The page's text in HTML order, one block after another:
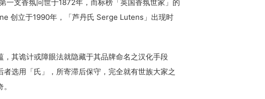
支香氛问世于1872年，而标榜「英国香氛世家」的
创立于1990年，「芦丹氏 Serge Lutens」出现时
，其诡计或障眼法就隐藏于其品牌命名之汉化手段
选用「氏」，所寄滞后保守，完全就有世族大家之